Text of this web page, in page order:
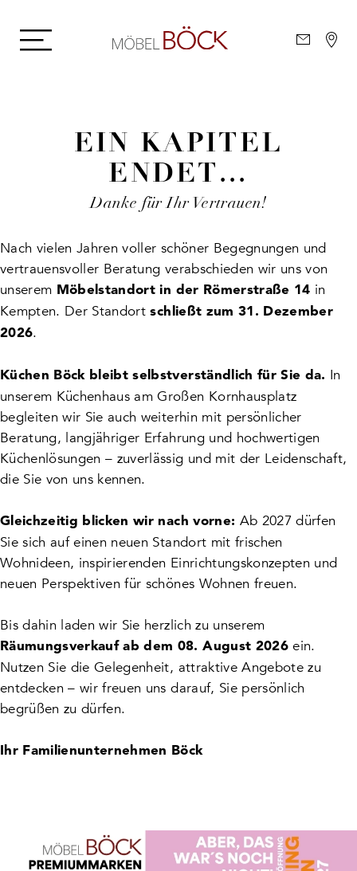
EIN KAPITEL
ENDET...
Danke für Ihr Vertrauen!
Nach vielen Jahren voller schöner Begegnungen und
vertrauensvoller Beratung verabschieden wir uns von
unserem Möbelstandort in der Römerstraße 14 in
Kempten. Der Standortschließt zum 31. Dezember
2026.
Küchen Böck bleibt selbstverständlich für Sie da. In
unserem Küchenhaus am Großen Kornhausplatz
begleiten wir Sie auch weiterhin mit persönlicher
Beratung, langjähriger Erfahrung und hochwertigen
Küchenlösungen – zuverlässig und mit der Leidenschaft,
die Sie von uns kennen.
Gleichzeitig blicken wir nach vorne: Ab 2027 dürfen
Sie sich auf einen neuen Standort mit frischen
Wohnideen, inspirierenden Einrichtungskonzepten und
neuen Perspektiven für schönes Wohnen freuen.
Bis dahin laden wir Sie herzlich zu unserem
Räumungsverkauf ab dem 08. August 2026ein.
Nutzen Sie die Gelegenheit, attraktive Angebote zu
entdecken – wir freuen uns darauf, Sie persönlich
begrüßen zu dürfen.
Ihr Familienunternehmen Böck